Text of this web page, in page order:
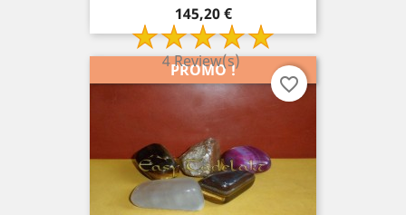
Prix
145,20 €
4 Review(s)
PROMO !
favorite_border